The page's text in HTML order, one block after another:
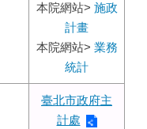
本院網站> 施政
計畫
本院網站> 業務
統計
臺北市政府主
計處